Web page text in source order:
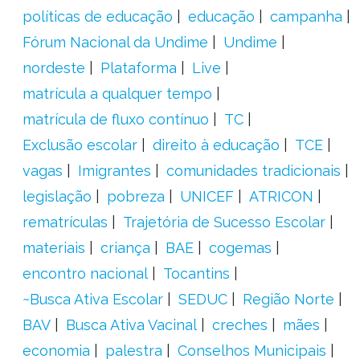
políticas de educação
educação
campanha
Fórum Nacional da Undime
Undime
nordeste
Plataforma
Live
matrícula a qualquer tempo
matrícula de fluxo contínuo
TC
Exclusão escolar
direito à educação
TCE
vagas
Imigrantes
comunidades tradicionais
legislação
pobreza UNICEF
ATRICON
rematrículas
Trajetória de Sucesso Escolar
materiais
criança BAE
cogemas
encontro nacional
Tocantins
~Busca Ativa Escolar
SEDUC
Região Norte
BAV
Busca Ativa Vacinal creches
mães
economia
palestra Conselhos Municipais